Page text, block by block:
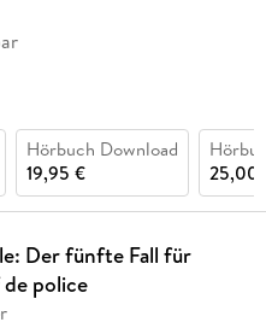
Hörbuch Download
19,95 €
25,00
Der fünfte Fall für
police